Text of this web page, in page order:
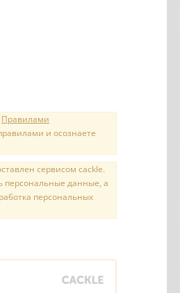
Правилами
и осознаете
сервисом cackle.
персональные данные, а
персональных